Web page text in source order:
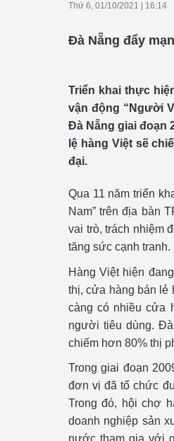
Thứ 6, 01/10/2021 16:14
Đà Nẵng đẩy
Triển khai thực
vận động “Người
Đà Nẵng giai đoạn
lệ hàng Việt sẽ
đại.
Qua 11 năm triển
Nam” trên địa bàn
vai trò, trách nhiệm
tăng sức cạnh tranh.
Hàng Việt hiện
thị, cửa hàng bán lẻ
càng có nhiều cửa
người tiêu dùng.
chiếm hơn 80% thị
Trong giai đoạn
đơn vị đã tổ chức
Trong đó, hội chợ
doanh nghiệp sản
nước tham gia với